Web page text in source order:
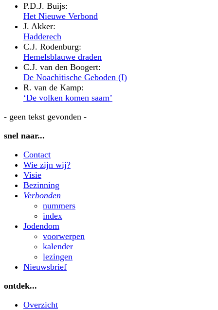
P.D.J. Buijs:
Het Nieuwe Verbond
J. Akker:
Hadderech
C.J. Rodenburg:
Hemelsblauwe draden
C.J. van den Boogert:
De Noachitische Geboden (I)
R. van de Kamp:
‘De volken komen saam’
- geen tekst gevonden -
snel naar...
Contact
Wie zijn wij?
Visie
Bezinning
Verbonden
nummers
index
Jodendom
voorwerpen
kalender
lezingen
Nieuwsbrief
ontdek...
Overzicht